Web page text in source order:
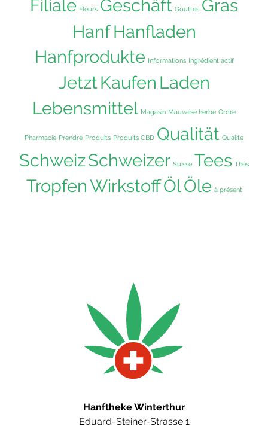
Filiale Fleurs Geschäft Gouttes Gras
HanfHanfladen
Hanfprodukte Informations Ingrédient actif
JetztKaufen Laden
Lebensmittel Magasin Mauvaise herbe Ordre
Pharmacie Prendre Produits Produits CBD Qualität Qualité
SchweizSchweizer Suisse Tees Thés
TropfenWirkstoffÖlÖle à présent
Hanftheke Winterthur
Eduard-Steiner-Strasse 1